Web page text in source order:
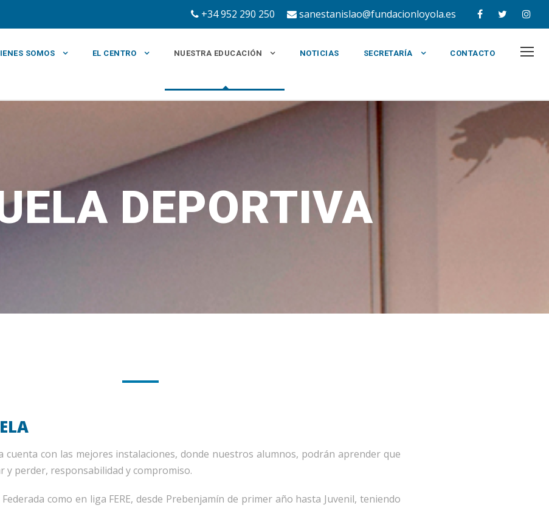
+34 952 290 250 sanestanislao@fundacionloyola.es
SOMOS EL CENTRO NUESTRA EDUCACIÓN NOTICIAS SECRETARÍA CONTACTO
DEPORTIVA
cuenta con las mejores instalaciones, donde nuestros alumnos, podrán aprender que
y perder, responsabilidad y compromiso.
como en liga FERE, desde Prebenjamín de primer año hasta Juvenil, teniendo